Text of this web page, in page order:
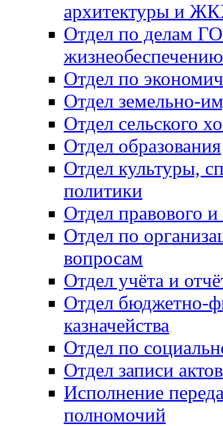
архитектуры и
Отдел по делам
Отдел по
Отдел земельно-
Отдел сельского
Отдел образования
Отдел культуры,
политики
Отдел правового
Отдел по
вопросам
Отдел учёта и
Отдел бюджетно-
казначейства
Отдел по
Отдел записи
Исполнение
полномочий